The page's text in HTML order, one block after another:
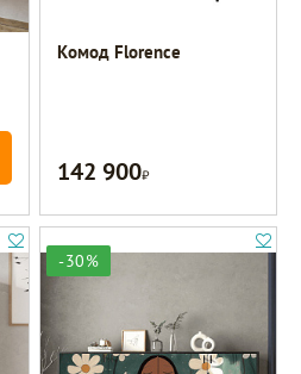
Комод Florence
142 900Р
-30%